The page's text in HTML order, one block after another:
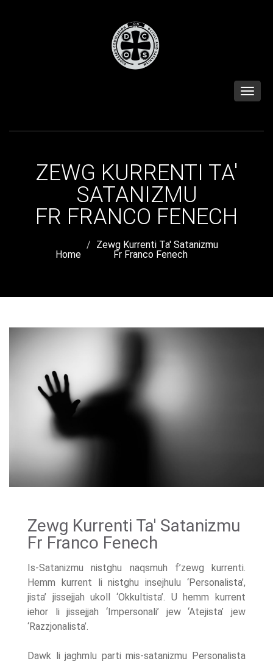
Toggle
ZEWG KURRENTI TA'
SATANIZMU
FR FRANCO FENECH
Home
Zewg Kurrenti Ta' Satanizmu
Fr Franco Fenech
Zewg Kurrenti Ta' Satanizmu
Fr Franco Fenech
Is-Satanizmu nistghu naqsmuh f’zewg kurrenti.
Hemm kurrent li nistghu insejhulu ‘Personalista’,
jista’ jissejjah ukoll ‘Okkultista’. U hemm kurrent
iehor li jissejjah ‘Impersonali’ jew ‘Atejista’ jew
‘Razzjonalista’.
Dawk li jaghmlu parti mis-satanizmu Personalista